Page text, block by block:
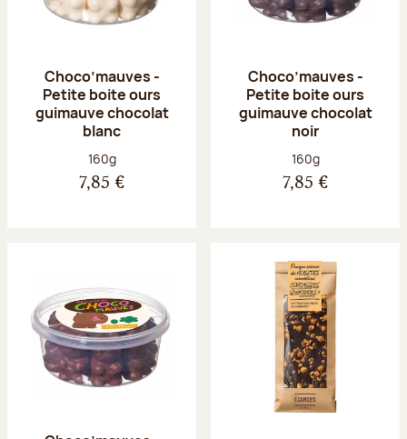
Choco’mauves -
Petite boite ours
guimauve chocolat
blanc
Poids net :
160g
7,85 €
Choco’mauves -
Petite boite ours
guimauve chocolat
noir
Poids net :
160g
7,85 €